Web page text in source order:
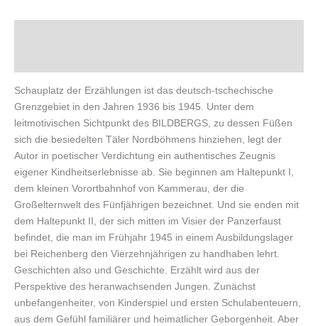
Schauplatz der Erzählungen ist das deutsch-tschechische
Grenzgebiet in den Jahren 1936 bis 1945. Unter dem
leitmotivischen Sichtpunkt des BILDBERGS, zu dessen Füßen
sich die besiedelten Täler Nordböhmens hinziehen, legt der
Autor in poetischer Verdichtung ein authentisches Zeugnis
eigener Kindheitserlebnisse ab. Sie beginnen am Haltepunkt I,
dem kleinen Vorortbahnhof von Kammerau, der die
Großelternwelt des Fünfjährigen bezeichnet. Und sie enden mit
dem Haltepunkt II, der sich mitten im Visier der Panzerfaust
befindet, die man im Frühjahr 1945 in einem Ausbildungslager
bei Reichenberg den Vierzehnjährigen zu handhaben lehrt.
Geschichten also und Geschichte. Erzählt wird aus der
Perspektive des heranwachsenden Jungen. Zunächst
unbefangenheiter, von Kinderspiel und ersten Schulabenteuern,
aus dem Gefühl familiärer und heimatlicher Geborgenheit. Aber